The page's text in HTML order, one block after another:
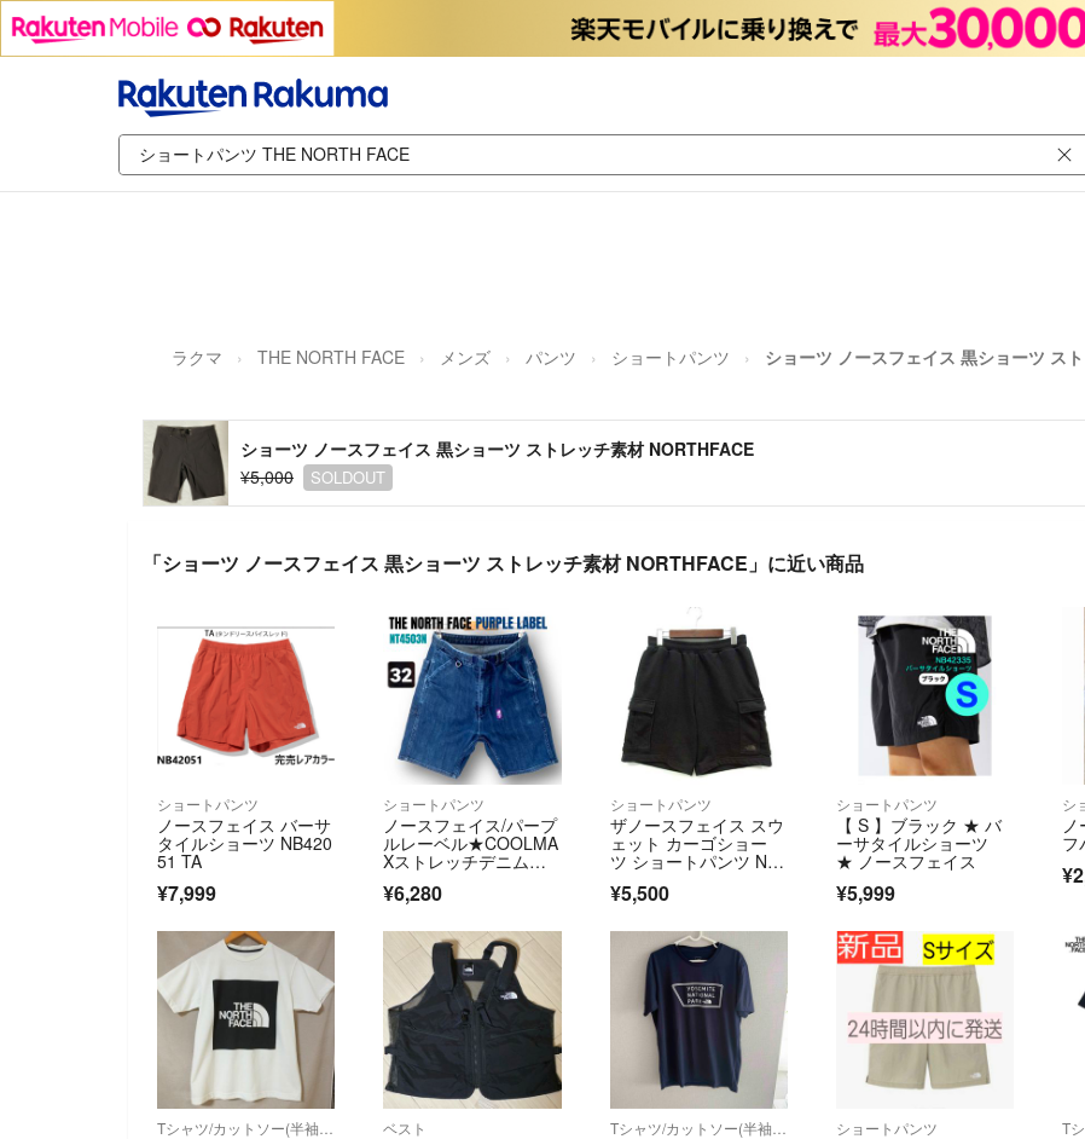
ラクマ THE NORTH FACE メンズ パンツ ショートパンツ ショーツ ノースフェイス 黒ショーツ ス
ショーツ ノースフェイス 黒ショーツ ストレッチ素材 NORTHFACE
¥5,000
SOLDOUT
「ショーツ ノースフェイス 黒ショーツ ストレッチ素材 NORTHFACE」に近い商品
ショートパンツ
ノースフェイス バーサ
タイルショーツ NB420
51 TA
¥7,999
ショートパンツ
ノースフェイス/パープ
ルレーベル★COOLMA
Xストレッチデニムシ
ョーツ★w32
¥6,280
ショートパンツ
ザノースフェイス スウ
ェット カーゴショー
ツ ショートパンツ NB4
2450 黒
¥5,500
ショートパンツ
【 S 】ブラック ★ バ
ーサタイルショーツ
★ ノースフェイス
¥5,999
シ
フ
ベスト ショートパンツ